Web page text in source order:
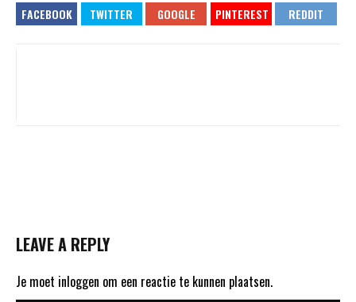
LEAVE A REPLY
Je moet inloggen om een reactie te kunnen plaatsen.